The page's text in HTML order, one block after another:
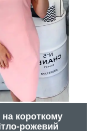
короткому
рожевий